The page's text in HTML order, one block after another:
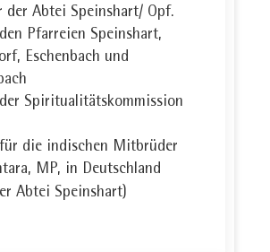
der Abtei Speinshart/ Opf.
Pfarreien Speinshart,
Eschenbach und
Spiritualitätskommission
die indischen Mitbrüder
MP, in Deutschland
Abtei Speinshart)